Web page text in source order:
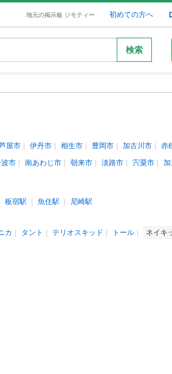
地元の掲示板 ジモティー 初めての方へ
検索
屋市 伊丹市 相生市 豊岡市 加古川市 赤
市 南あわじ市 朝来市 淡路市 宍粟市
板宿駅 魚住駅
尼崎駅
カ タント テリオスキッド トール ネイキ